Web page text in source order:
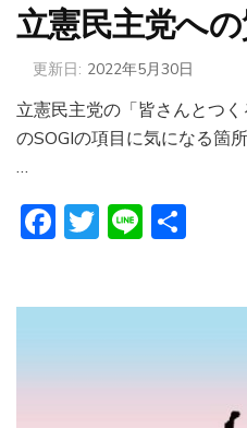
立憲民主党へ
更新日: 2022年5月30日
立憲民主党の「皆さんとつく
のSOGIの項目に気になる箇
…
Facebook
Twitter
Line